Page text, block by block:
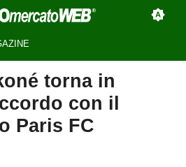
torna in
con il
Paris FC